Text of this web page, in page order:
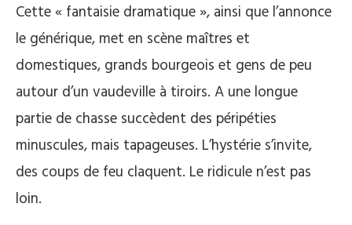
Cette « fantaisie dramatique », ainsi que l’annonce
le générique, met en scène maîtres et
domestiques, grands bourgeois et gens de peu
autour d’un vaudeville à tiroirs. A une longue
partie de chasse succèdent des péripéties
minuscules, mais tapageuses. L’hystérie s’invite,
des coups de feu claquent. Le ridicule n’est pas
loin.